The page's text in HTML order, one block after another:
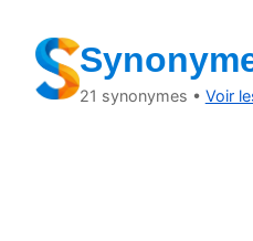
21 synonymes • Voir